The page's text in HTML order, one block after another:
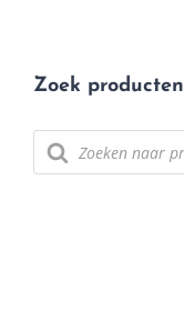
Zoek producten
Producten
zoeken